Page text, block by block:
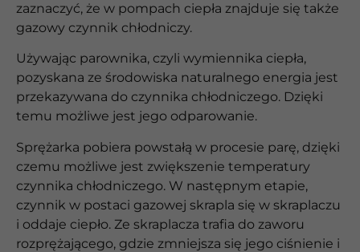
zaznaczyć, że w pompach ciepła znajduje się także
gazowy czynnik chłodniczy.
Używając parownika, czyli wymiennika ciepła,
pozyskana ze środowiska naturalnego energia jest
przekazywana do czynnika chłodniczego. Dzięki
temu możliwe jest jego odparowanie.
Sprężarka pobiera powstałą w procesie parę, dzięki
czemu możliwe jest zwiększenie temperatury
czynnika chłodniczego. W następnym etapie,
czynnik w postaci gazowej skrapla się w skraplaczu
i oddaje ciepło. Ze skraplacza trafia do zaworu
rozprężającego, gdzie zmniejsza się jego ciśnienie i